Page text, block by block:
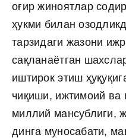
оғир жиноятлар
ҳукми билан
тарзидаги жазони
сақланаётган
иштирок этиш
чиқиши, ижтимоий ва
миллий мансублиги,
динга муносабати,